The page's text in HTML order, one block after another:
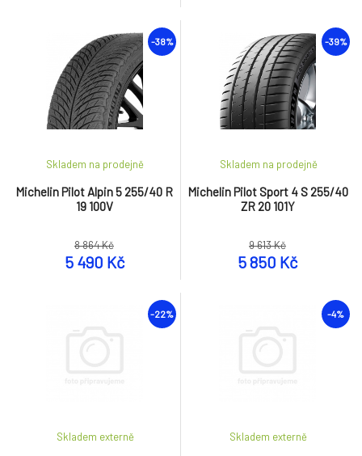
-38%
Michelin Pilot Alpin 5 255/40 R
19 100V
Skladem na prodejně
8 864 Kč
5 490 Kč
-39%
Michelin Pilot Sport 4 S 255/40
ZR 20 101Y
Skladem na prodejně
9 613 Kč
5 850 Kč
-22%
Skladem externě
-4%
Skladem externě